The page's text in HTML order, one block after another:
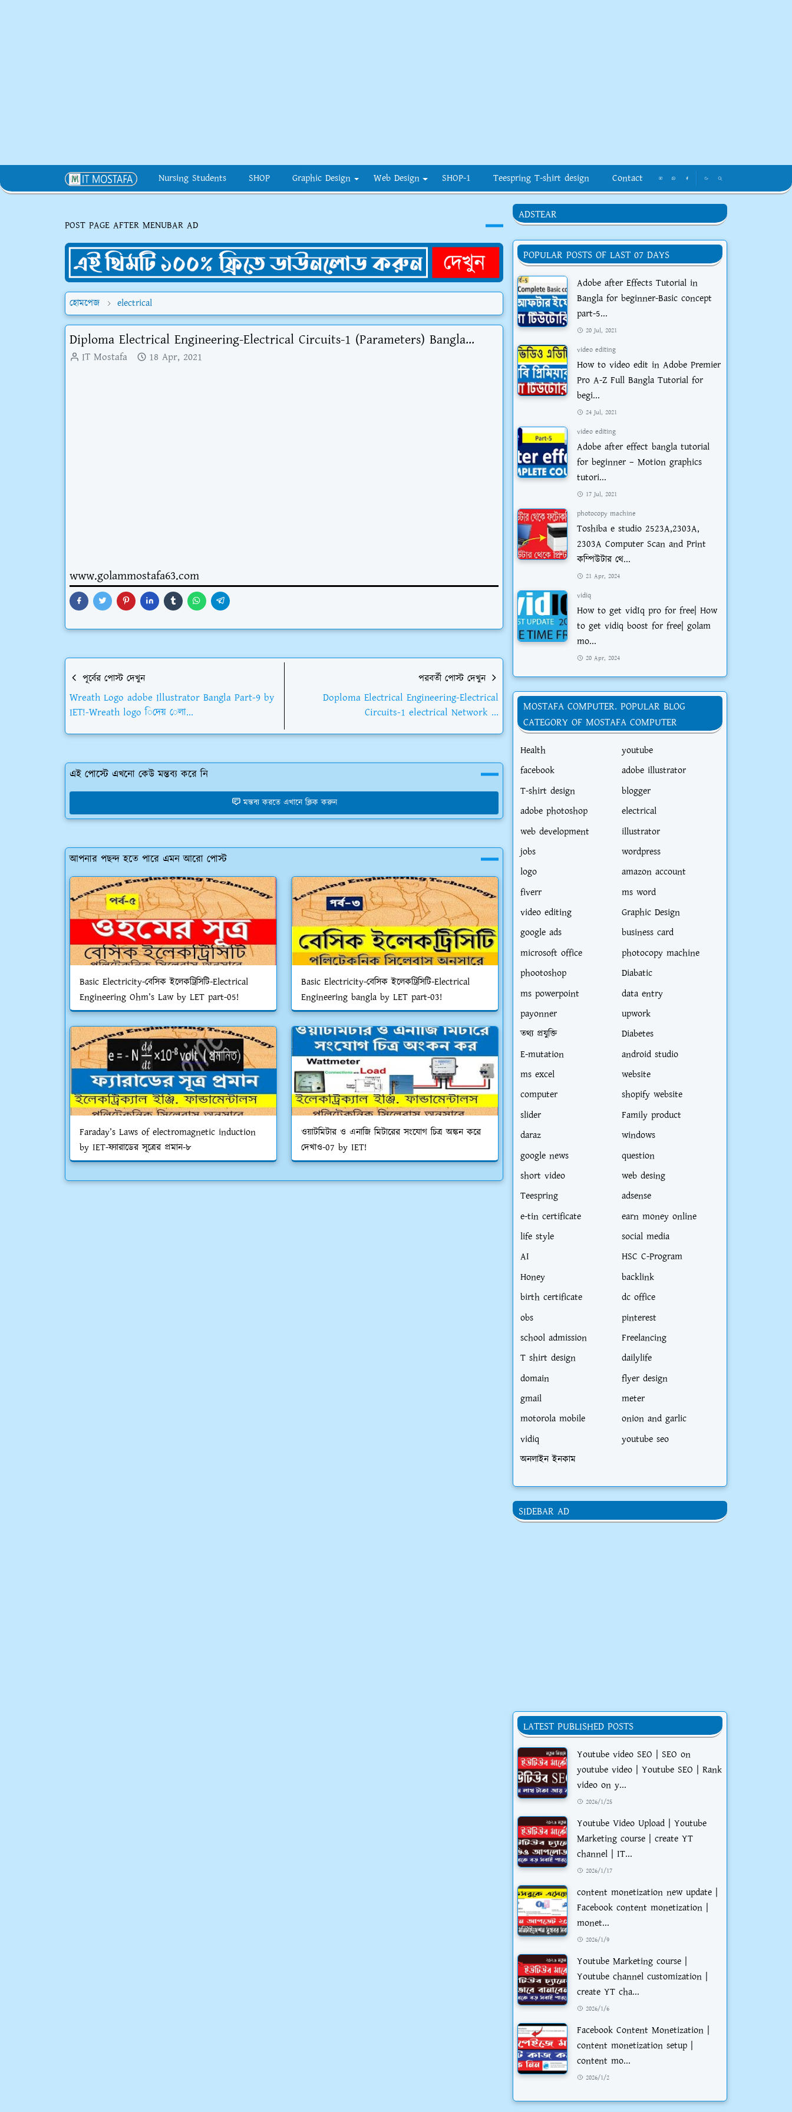
Nursing Students SHOP Graphic Design Web Design SHOP-1 Teespring T-shirt design Contact
POST PAGE AFTER MENUBAR AD
হোমপেজ electrical
Diploma Electrical Engineering-Electrical Circuits-1 (Parameters) Bangla...
IT Mostafa 18 Apr, 2021
www.golammostafa63.com
পূর্বের পোস্ট দেখুন
Wreath Logo adobe Illustrator Bangla Part-9 by
IET!-Wreath logo িদেয় েলা...
পরবর্তী পোস্ট দেখুন
Doploma Electrical Engineering-Electrical
Circuits-1 electrical Network ...
এই পোস্টে এখনো কেউ মন্তব্য করে নি
মন্তব্য করতে এখানে ক্লিক করুন
আপনার পছন্দ হতে পারে এমন আরো পোস্ট
Basic Electricity-বেসিক ইলেকট্রিসিটি-Electrical
Engineering Ohm’s Law by LET part-05!
Basic Electricity-বেসিক ইলেকট্রিসিটি-Electrical
Engineering bangla by LET part-03!
Faraday’s Laws of electromagnetic induction
by IET-ফ্যারাডের সূত্রের প্রমান-৮
ওয়াটমিটার ও এনাজি মিটারের সংযোগ চিত্র অঙ্কন করে
দেখাও-07 by IET!
ADSTEAR
POPULAR POSTS OF LAST 07 DAYS
Adobe after Effects Tutorial in
Bangla for beginner-Basic concept
part-5...
20 Jul, 2021
video editing
How to video edit in Adobe Premier
Pro A-Z Full Bangla Tutorial for
begi...
24 Jul, 2021
video editing
Adobe after effect bangla tutorial
for beginner – Motion graphics
tutori...
17 Jul, 2021
photocopy machine
Toshiba e studio 2523A,2303A,
2303A Computer Scan and Print
কম্পিউটার থে...
21 Apr, 2024
vidiq
How to get vidIq pro for free| How
to get vidiq boost for free| golam
mo...
20 Apr, 2024
MOSTAFA COMPUTER. POPULAR BLOG
CATEGORY OF MOSTAFA COMPUTER
Health
youtube
facebook
adobe illustrator
T-shirt design
blogger
adobe photoshop
electrical
web development
illustrator
jobs
wordpress
logo
amazon account
fiverr
ms word
video editing
Graphic Design
google ads
business card
microsoft office
photocopy machine
phootoshop
Diabatic
ms powerpoint
data entry
payonner
upwork
তথ্য প্রযুক্তি
Diabetes
E-mutation
android studio
ms excel
website
computer
shopify website
slider
Family product
daraz
windows
google news
question
short video
web desing
Teespring
adsense
e-tin certificate
earn money online
life style
social media
AI
HSC C-Program
Honey
backlink
birth certificate
dc office
obs
pinterest
school admission
Freelancing
T shirt design
dailylife
domain
flyer design
gmail
meter
motorola mobile
onion and garlic
vidiq
youtube seo
অনলাইন ইনকাম
SIDEBAR AD
LATEST PUBLISHED POSTS
Youtube video SEO | SEO on
youtube video | Youtube SEO | Rank
video on y...
2026/1/25
Youtube Video Upload | Youtube
Marketing course | create YT
channel | IT...
2026/1/17
content monetization new update |
Facebook content monetization |
monet...
2026/1/9
Youtube Marketing course |
Youtube channel customization |
create YT cha...
2026/1/6
Facebook Content Monetization |
content monetization setup |
content mo...
2026/1/2